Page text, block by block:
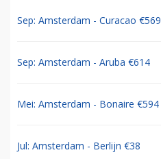
Sep: Amsterdam - Curacao €569
Sep: Amsterdam - Aruba €614
Mei: Amsterdam - Bonaire €594
Jul: Amsterdam - Berlijn €38